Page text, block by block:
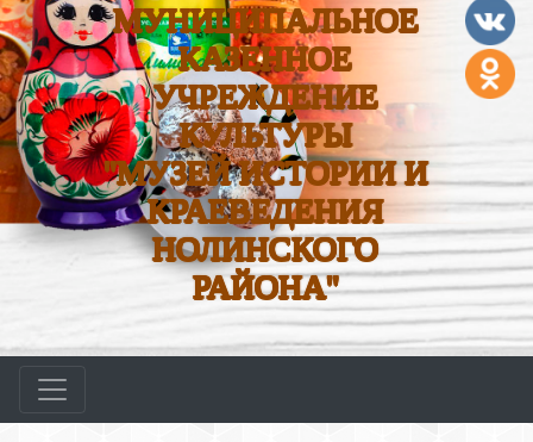
МУНИЦИПАЛЬНОЕ
КАЗЕННОЕ
УЧРЕЖДЕНИЕ
КУЛЬТУРЫ
"МУЗЕЙ ИСТОРИИ И
КРАЕВЕДЕНИЯ
НОЛИНСКОГО
РАЙОНА"